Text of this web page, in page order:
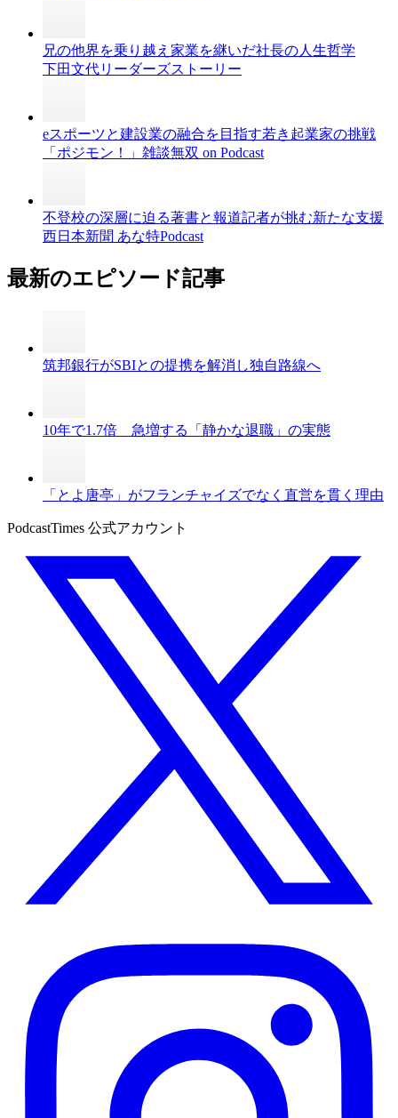
兄の他界を乗り越え家業を継いだ社長の人生哲学
下田文代リーダーズストーリー
eスポーツと建設業の融合を目指す若き起業家の挑戦
「ポジモン！」雑談無双 on Podcast
不登校の深層に迫る著書と報道記者が挑む新たな支援
西日本新聞 あな特Podcast
最新のエピソード記事
筑邦銀行がSBIとの提携を解消し独自路線へ
10年で1.7倍 急増する「静かな退職」の実態
「とよ唐亭」がフランチャイズでなく直営を貫く理由
PodcastTimes 公式アカウント